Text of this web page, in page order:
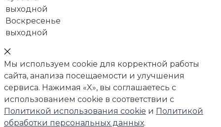
выходной
Воскресенье
выходной
Мы используем cookie для корректной работы
сайта, анализа посещаемости и улучшения
сервиса. Нажимая «X», вы соглашаетесь с
использованием cookie в соответствии с
Политикой использования cookie и Политикой
обработки персональных данных.